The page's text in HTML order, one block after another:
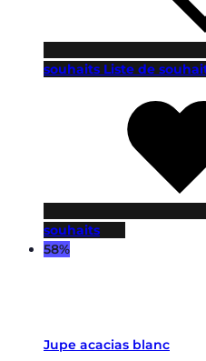
souhaits Liste de
souhaits
58%
Jupe acacias blanc